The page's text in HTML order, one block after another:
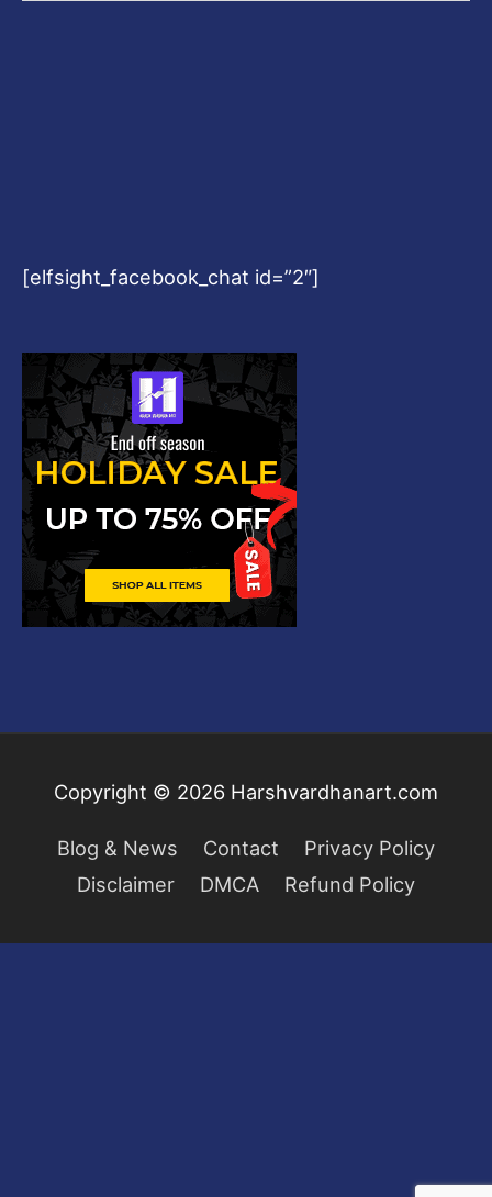
[elfsight_facebook_chat id=”2″]
Copyright © 2026 Harshvardhanart.com
Blog & News Contact
Privacy Policy
Disclaimer
DMCA Refund Policy